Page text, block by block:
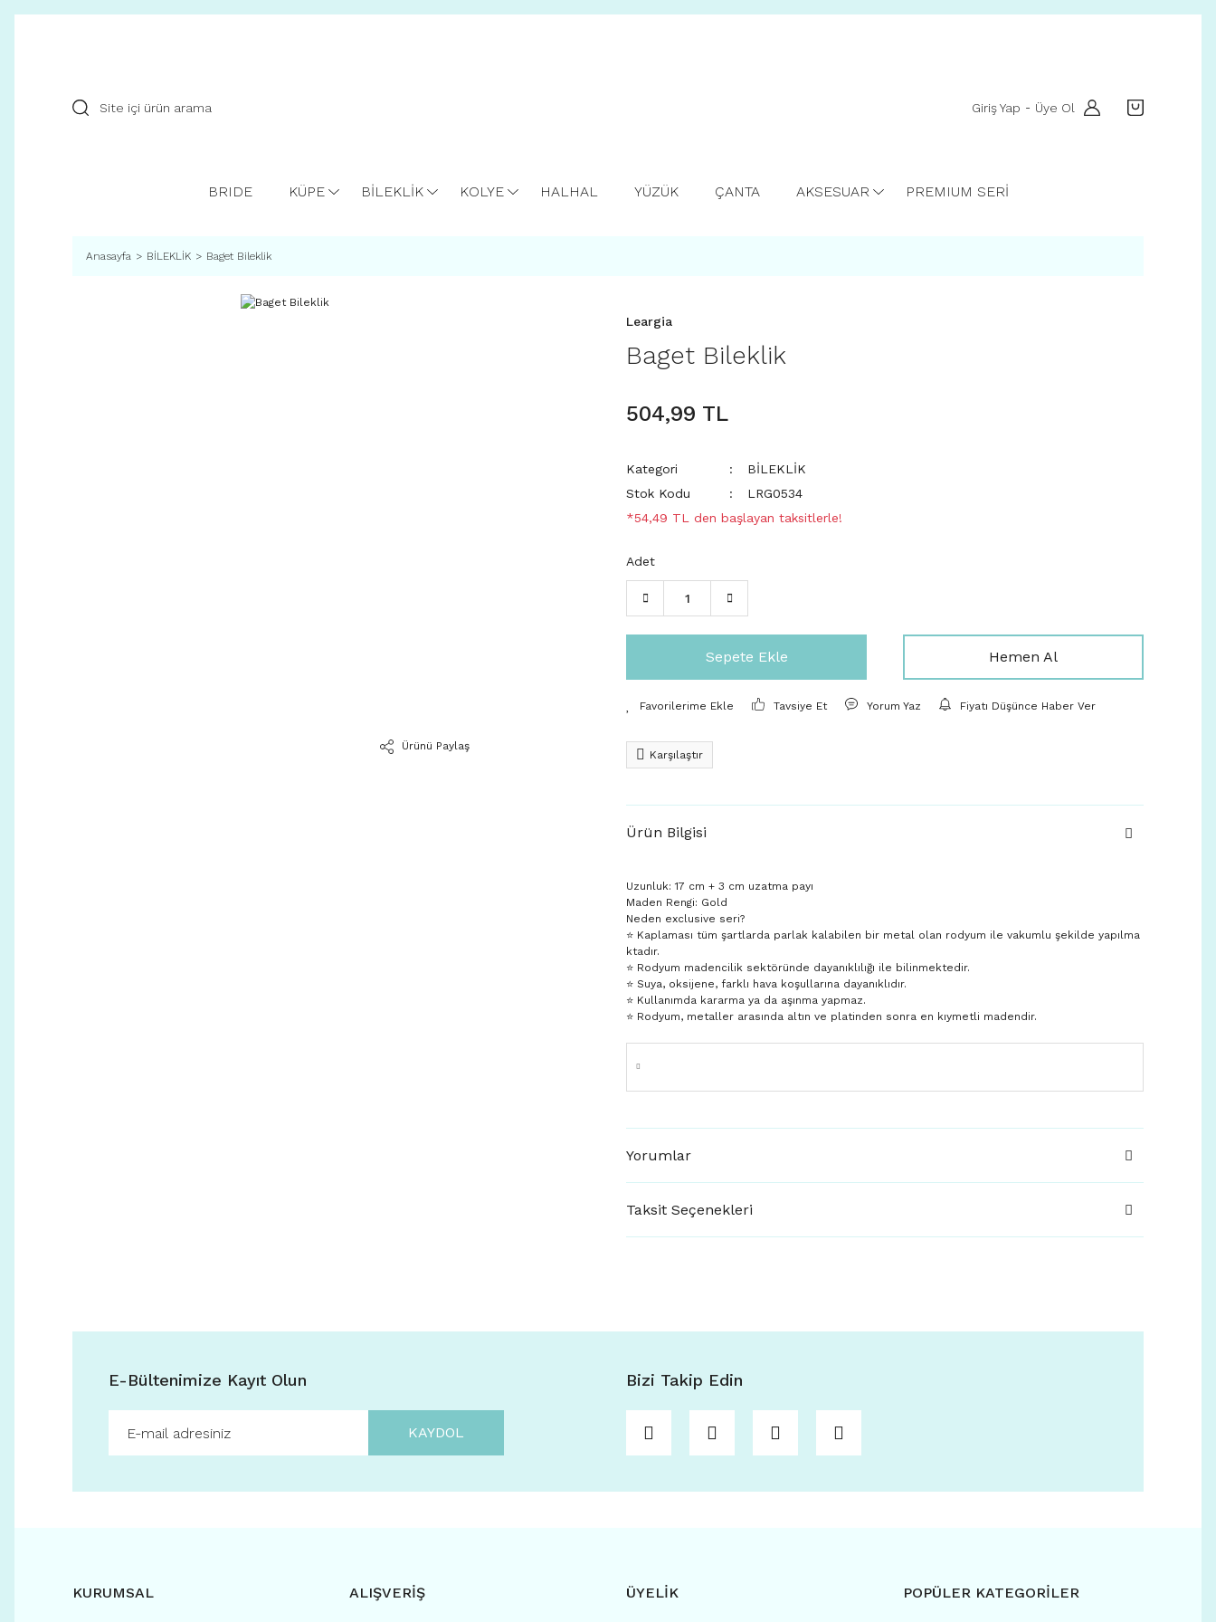
Giriş Yap - Üye Ol
BRIDE KÜPE BİLEKLİK KOLYE HALHAL YÜZÜK ÇANTA AKSESUAR PREMIUM SERİ
Anasayfa BİLEKLİK Baget Bileklik
Ürünü Paylaş
Leargia
Baget Bileklik
504,99 TL
Kategori
BİLEKLİK
Stok Kodu
LRG0534
*54,49 TL den başlayan taksitlerle!
Adet
Sepete Ekle Hemen Al
Tavsiye Et Yorum Yaz Fiyatı Düşünce Haber Ver
Karşılaştır
Ürün Bilgisi
Uzunluk: 17 cm + 3 cm uzatma payı
Maden Rengi: Gold
Neden exclusive seri?
⭐️ Kaplaması tüm şartlarda parlak kalabilen bir metal olan rodyum ile vakumlu şekilde yapılma
ktadır.
⭐️ Rodyum madencilik sektöründe dayanıklılığı ile bilinmektedir.
⭐️ Suya, oksijene, farklı hava koşullarına dayanıklıdır.
⭐️ Kullanımda kararma ya da aşınma yapmaz.
⭐️ Rodyum, metaller arasında altın ve platinden sonra en kıymetli madendir.
Yorumlar
Taksit Seçenekleri
E-Bültenimize Kayıt Olun
KAYDOL
Bizi Takip Edin
KURUMSAL ALIŞVERİŞ ÜYELİK POPÜLER KATEGORİLER